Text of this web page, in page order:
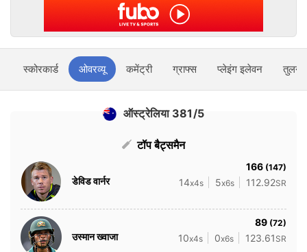
स्कोरकार्ड ओवरव्यू कमेंट्री ग्राफ्स प्लेइंग इलेवन तुलना
ऑस्ट्रेलिया 381/5
टॉप बैट्समैन
डेविड वार्नर
166 (147)
14x4s 5x6s 112.92SR
उस्मान ख्वाजा
89 (72)
10x4s 0x6s 123.61 SR